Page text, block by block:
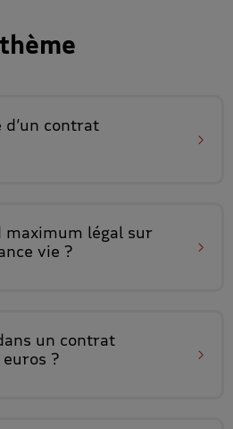
d’un contrat
maximum légal sur
vie ?
un contrat
euros ?